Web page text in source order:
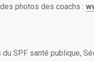
photos des coachs :
SPF santé publique,